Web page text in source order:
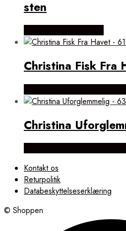
sten
Christina Fisk
Christina
Kontakt os
Returpolitik
Databeskyttelseserklæring
© Shoppen